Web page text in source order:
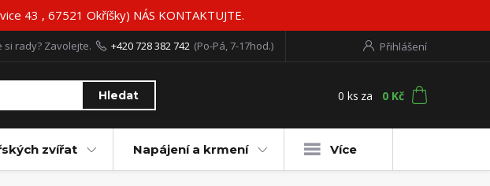
43 , 67521 Okříšky) NÁS KONTAKTUJTE.
Přihlášení
Hledat
si rady? Zavolejte. +420 728 382 742 (Po-Pá, 7-17hod.)
0 ks za 0 Kč
zvířat Napájení a krmení Více